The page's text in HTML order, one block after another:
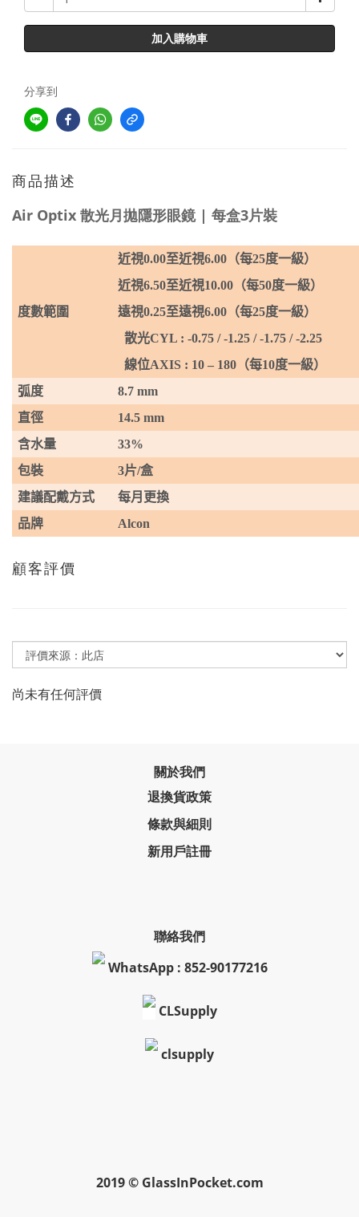
加入購物車
分享到
商品描述
Air Optix 散光月拋隱形眼鏡 | 每盒3片裝
度數範圍
近視0.00至近視6.00 （每25度一級）
近視6.50至近視10.00 （每50度一級）
遠視0.25至遠視6.00 （每25度一級）
散光CYL : -0.75 / -1.25 / -1.75 / -2.25
線位AXIS : 10 – 180 （每10度一級）
弧度
8.7 mm
直徑
14.5 mm
含水量
33%
包裝
3片/盒
建議配戴方式
每月更換
品牌
Alcon
顧客評價
尚未有任何評價
關於我們
退換貨政策
條款與細則
新用戶註冊
聯絡我們
WhatsApp : 852-90177216
CLSupply
clsupply
2019 © GlassInPocket.com